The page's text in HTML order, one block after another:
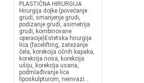
PLASTIČNA HIRURGIJA
Hirurgija dojke (povećanje
grudi, smanjenje grudi,
podizanje grudi, asimetrija
grudi, kombinovane
operacije)Estetska hirurgija
lica (facelifting, zatezanje
čela, korekcija očnih kapaka,
korekcija nosa, korekcija
ušiju, korekcija usana,
podmlađivanje lica
liposkulpturom, neinvazi...